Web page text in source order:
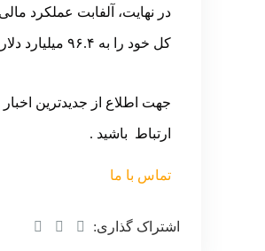
کل خود را به ۹۶.۴ میلیارد دلار رساند.
جهت اطلاع از جدیدترین اخبار
ارتباط باشید .
تماس با ما
اشتراک گذاری: